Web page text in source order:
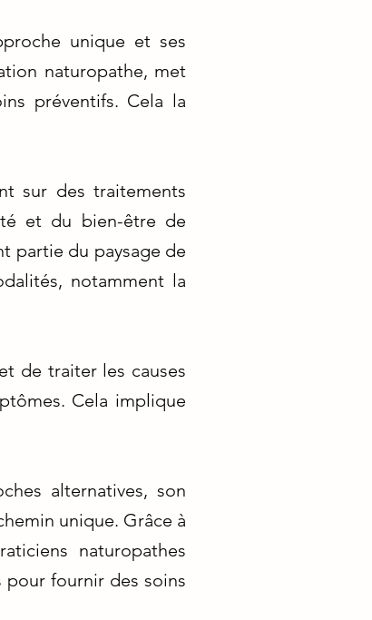
unique et ses
naturopathe, met
préventifs. Cela la
sur des traitements
et du bien-être de
partie du paysage de
notamment la
de traiter les causes
Cela implique
alternatives, son
unique. Grâce à
naturopathes
pour fournir des soins